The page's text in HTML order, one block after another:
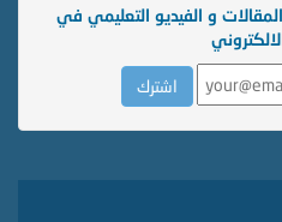
و الفيديو التعليمي في